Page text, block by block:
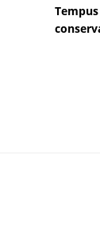
Tempus